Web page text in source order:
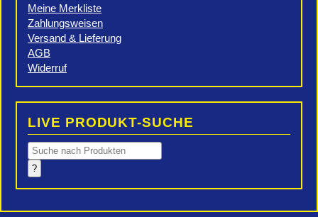
Meine Merkliste
Zahlungsweisen
Versand & Lieferung
AGB
Widerruf
LIVE PRODUKT-SUCHE
Products
search
?